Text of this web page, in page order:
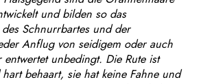
und bilden so das
des Schnurrbartes und der
Anflug von seidigem oder auch
unbedingt. Die Rute ist
behaart, sie hat keine Fahne und